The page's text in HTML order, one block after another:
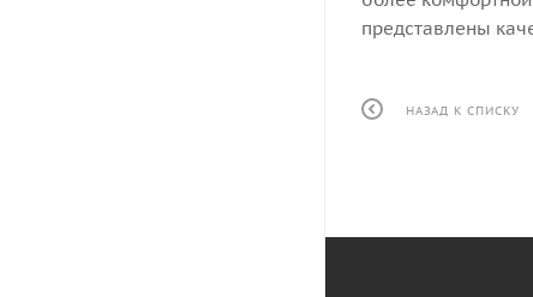
представлены
НАЗАД К СПИСКУ